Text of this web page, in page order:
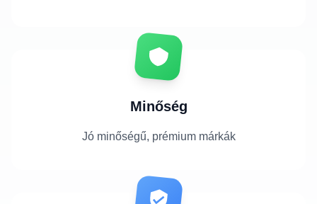
Minőség
Jó minőségű, prémium márkák